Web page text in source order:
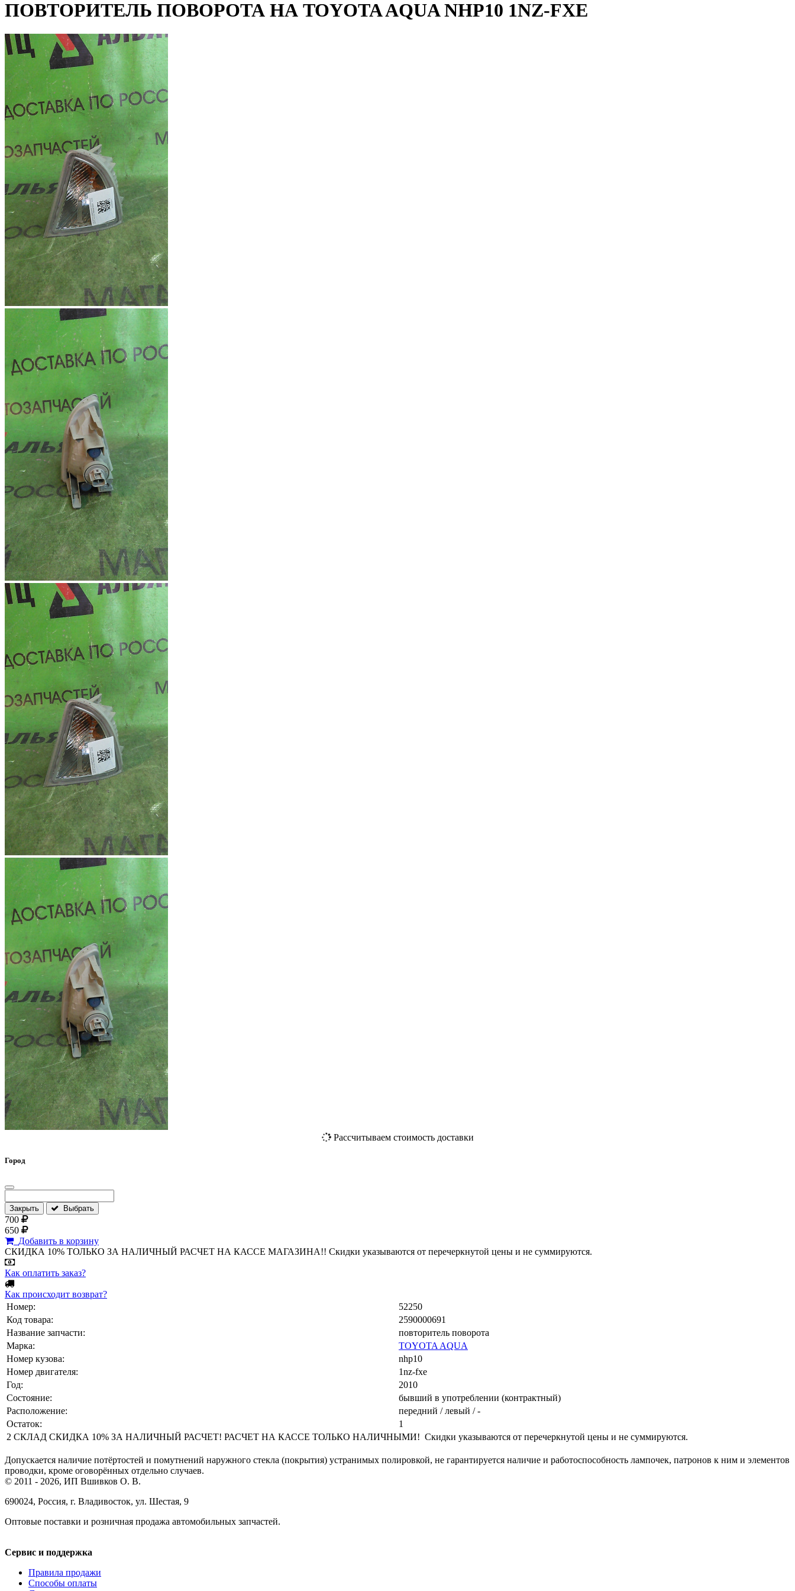
ПОВТОРИТЕЛЬ ПОВОРОТА НА TOYOTA AQUA NHP10 1NZ-FXE
Рассчитываем стоимость доставки
Город
Закрыть Выбрать
700
650
Добавить в корзину
СКИДКА 10% ТОЛЬКО ЗА НАЛИЧНЫЙ РАСЧЕТ НА КАССЕ МАГАЗИНА!! Скидки указываются от перечеркнутой цены и не суммируются.
Как оплатить заказ?
Как происходит возврат?
Номер:
52250
Код товара:
2590000691
Название запчасти:
повторитель поворота
Марка:
TOYOTA AQUA
Номер кузова:
nhp10
Номер двигателя:
1nz-fxe
Год:
2010
Состояние:
бывший в употреблении (контрактный)
Расположение:
передний / левый / -
Остаток:
1
2 СКЛАД СКИДКА 10% ЗА НАЛИЧНЫЙ РАСЧЕТ! РАСЧЕТ НА КАССЕ ТОЛЬКО НАЛИЧНЫМИ! Скидки указываются от перечеркнутой цены и не суммируются.
Допускается наличие потёртостей и помутнений наружного стекла (покрытия) устранимых полировкой, не гарантируется наличие и работоспособность лампочек, патронов к ним и элементов
проводки, кроме оговорённых отдельно случаев.
© 2011 - 2026, ИП Вшивков О. В.
690024, Россия, г. Владивосток, ул. Шестая, 9
Оптовые поставки и розничная продажа автомобильных запчастей.
Сервис и поддержка
Правила продажи
Способы оплаты